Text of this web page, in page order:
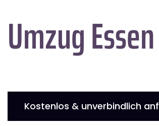
Umzug Essen
Kostenlos & unverbindlich